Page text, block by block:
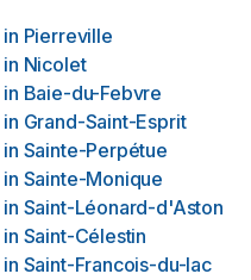
in Pierreville
in Nicolet
in Baie-du-Febvre
in Grand-Saint-Esprit
in Sainte-Perpétue
in Sainte-Monique
in Saint-Léonard-d'Aston
in Saint-Célestin
in Saint-Francois-du-lac